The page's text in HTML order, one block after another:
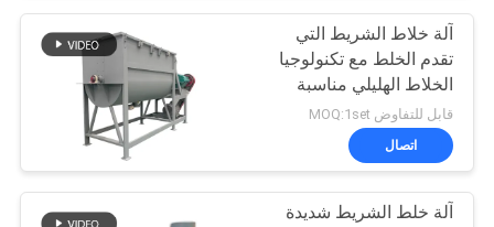
اتصل
اطلب
اقتباسمفرغ الحقيبة السائبة
179
آلة خلاط الشريط التي
تقدم الخلط مع تكنولوجيا
الخلاط الهليلي مناسبة
لجزيئات المساحيق
ومعالجة المواد اللزجة
قابل للتفاوض MOQ:1set
اتصال
آلة خلط الشريط شديدة